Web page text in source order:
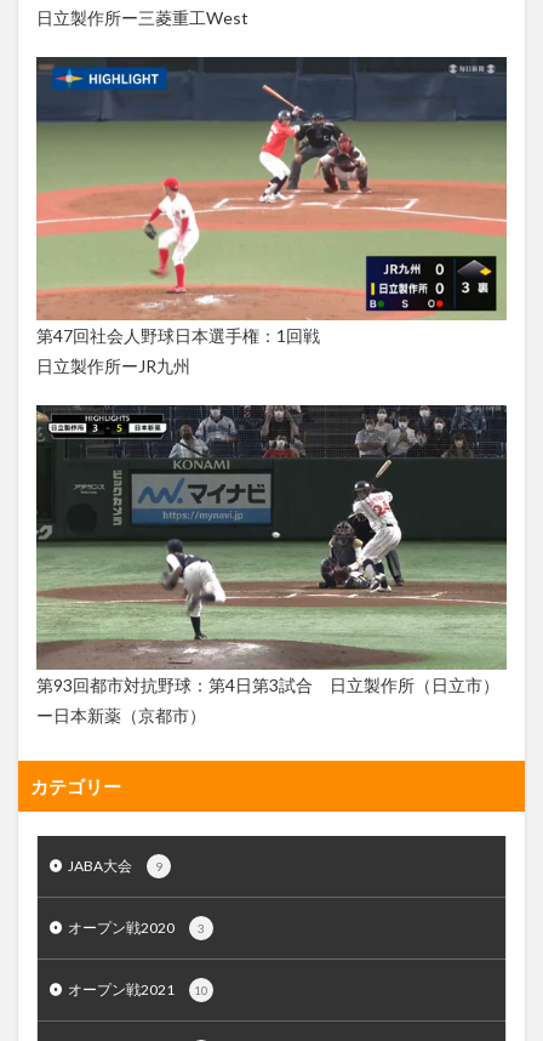
日立製作所ー三菱重工West
第47回社会人野球日本選手権：1回戦
日立製作所ーJR九州
第93回都市対抗野球：第4日第3試合 日立製作所（日立市）
ー日本新薬（京都市）
カテゴリー
JABA大会 9
オープン戦2020 3
オープン戦2021 10